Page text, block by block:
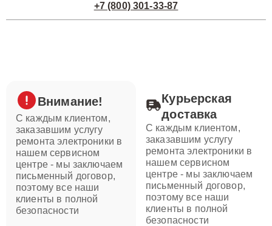
+7 (800) 301-33-87
Внимание!
С каждым клиентом,
заказавшим услугу
ремонта электроники в
нашем сервисном
центре - мы заключаем
письменный договор,
поэтому все наши
клиенты в полной
безопасности
Курьерская
доставка
С каждым клиентом,
заказавшим услугу
ремонта электроники в
нашем сервисном
центре - мы заключаем
письменный договор,
поэтому все наши
клиенты в полной
безопасности